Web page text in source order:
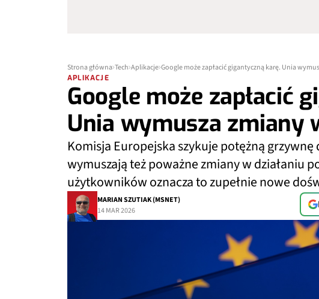
Strona główna Tech Aplikacje Google może zapłacić gigantyczną karę. Unia
APLIKACJE
Google może zapłacić
Unia wymusza zmiany
Komisja Europejska szykuje potężną
wymuszają też poważne zmiany w działaniu
użytkowników oznacza to zupełnie nowe
MARIAN SZUTIAK (MSNET)
14 MAR 2026